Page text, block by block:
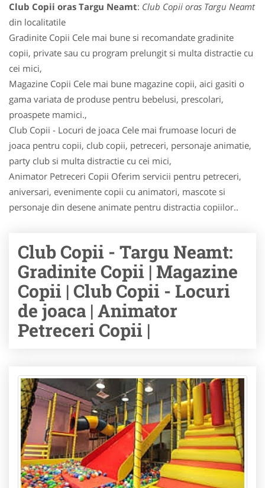
Club Copii oras Targu Neamt: Club Copii oras Targu Neamt
din localitatile
Gradinite Copii Cele mai bune si recomandate gradinite
copii, private sau cu program prelungit si multa distractie cu
cei mici,
Magazine Copii Cele mai bune magazine copii, aici gasiti o
gama variata de produse pentru bebelusi, prescolari,
proaspete mamici.,
Club Copii - Locuri de joaca Cele mai frumoase locuri de
joaca pentru copii, club copii, petreceri, personaje animatie,
party club si multa distractie cu cei mici,
Animator Petreceri Copii Oferim servicii pentru petreceri,
aniversari, evenimente copii cu animatori, mascote si
personaje din desene animate pentru distractia copiilor..
Club Copii - Targu Neamt:
Gradinite Copii | Magazine
Copii | Club Copii - Locuri
de joaca | Animator
Petreceri Copii |